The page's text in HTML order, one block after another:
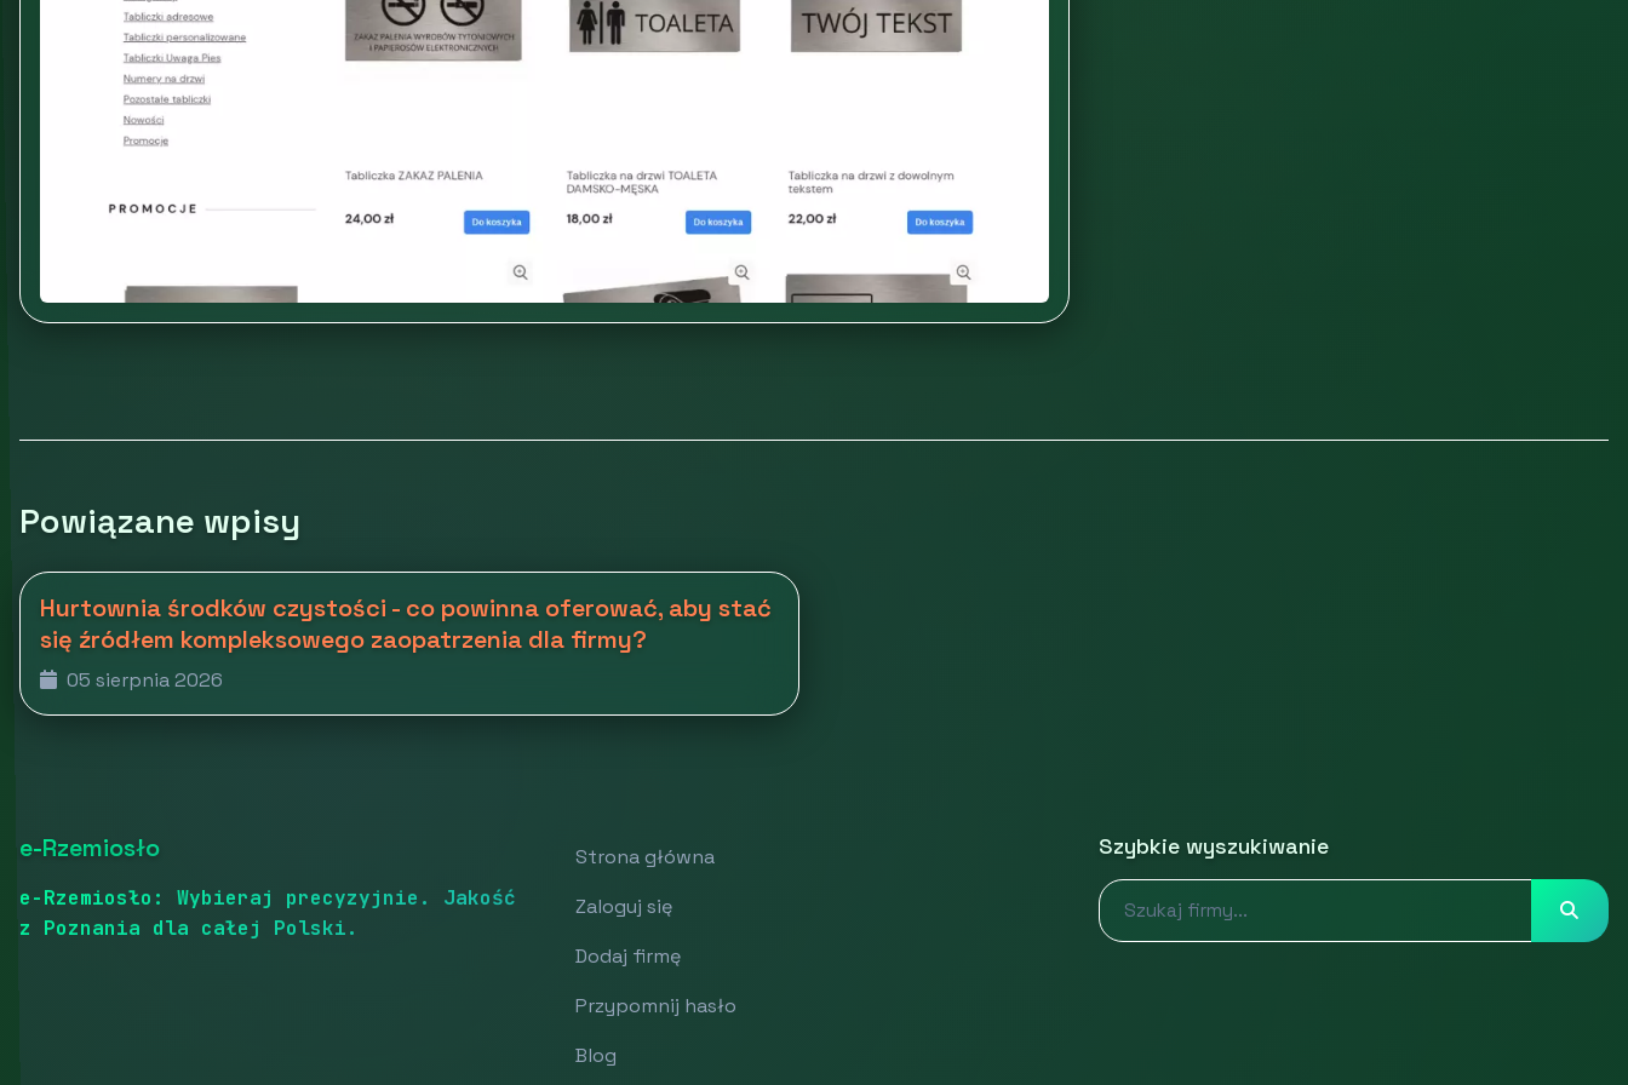
Powiązane wpisy
Hurtownia środków czystości - co powinna oferować, aby stać
się źródłem kompleksowego zaopatrzenia dla firmy?
05 sierpnia 2026
e-Rzemiosło
e-Rzemiosło: Wybieraj precyzyjnie. Jakość
z Poznania dla całej Polski.
Strona główna
Zaloguj się
Dodaj firmę
Przypomnij hasło
Blog
Szybkie wyszukiwanie